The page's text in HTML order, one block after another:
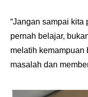
“Jangan sampai kita
pernah belajar,
melatih kemampuan
masalah dan